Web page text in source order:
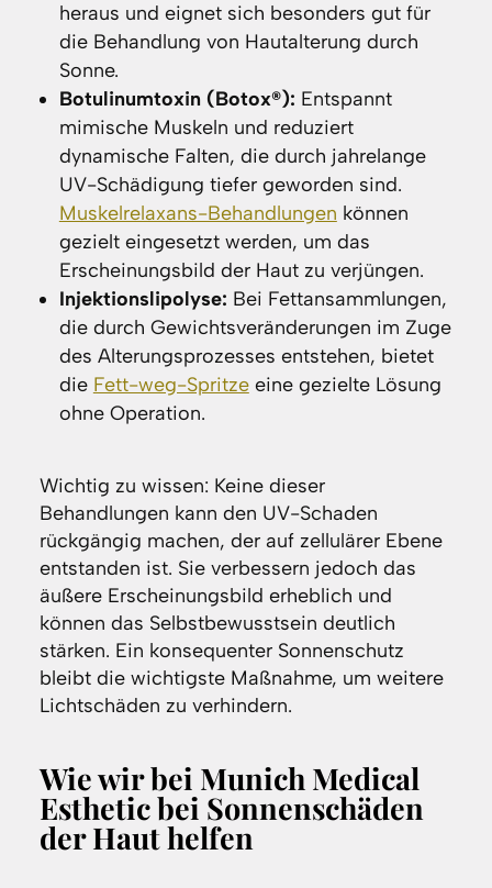
heraus und eignet sich besonders gut für
die Behandlung von Hautalterung durch
Sonne.
Botulinumtoxin (Botox®): Entspannt
mimische Muskeln und reduziert
dynamische Falten, die durch jahrelange
UV-Schädigung tiefer geworden sind.
Muskelrelaxans-Behandlungen können
gezielt eingesetzt werden, um das
Erscheinungsbild der Haut zu verjüngen.
Injektionslipolyse: Bei Fettansammlungen,
die durch Gewichtsveränderungen im Zuge
des Alterungsprozesses entstehen, bietet
die Fett-weg-Spritzeeine gezielte Lösung
ohne Operation.
Wichtig zu wissen: Keine dieser
Behandlungen kann den UV-Schaden
rückgängig machen, der auf zellulärer Ebene
entstanden ist. Sie verbessern jedoch das
äußere Erscheinungsbild erheblich und
können das Selbstbewusstsein deutlich
stärken. Ein konsequenter Sonnenschutz
bleibt die wichtigste Maßnahme, um weitere
Lichtschäden zu verhindern.
Wie wir bei Munich Medical
Esthetic bei Sonnenschäden
der Haut helfen